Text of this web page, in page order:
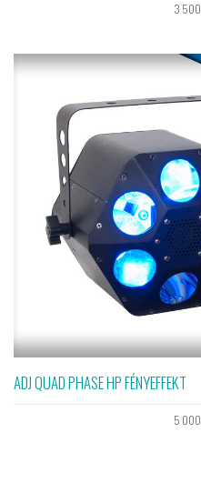
3 500
ADJ QUAD PHASE HP FÉNYEFFEKT
5 000